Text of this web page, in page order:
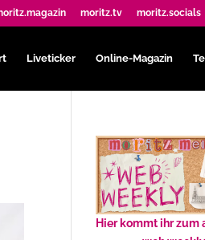
moritz.tv moritz.socials
Liveticker Online-Magazin
Hier kommt ihr zum